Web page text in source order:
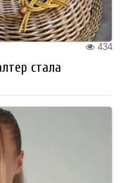
434
стала